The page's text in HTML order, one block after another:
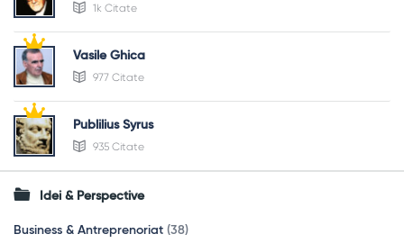
1k Citate
Vasile Ghica
977 Citate
Publilius Syrus
935 Citate
Idei & Perspective
Business & Antreprenoriat (38)